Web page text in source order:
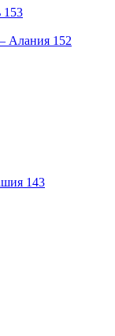
153
Алания 152
143